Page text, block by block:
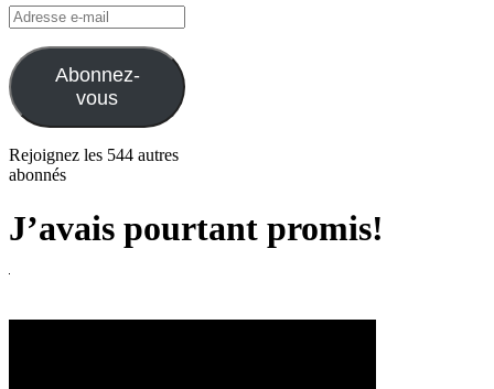
Adresse
e-
mail
Abonnez-
vous
Rejoignez les 544 autres
abonnés
J’avais pourtant promis!